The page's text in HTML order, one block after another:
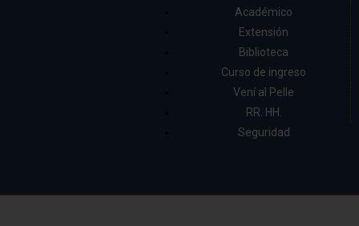
Académico
Extensión
Biblioteca
Curso de ingreso
Vení al Pelle
RR. HH.
Seguridad